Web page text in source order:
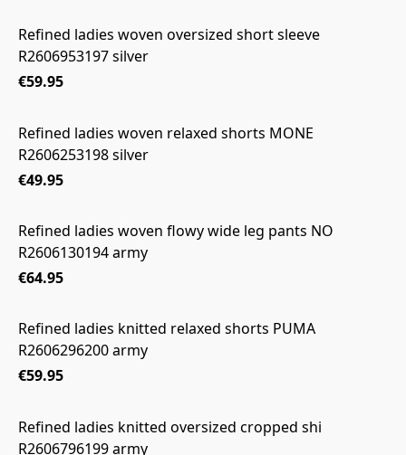
Refined ladies woven oversized short sleeve
R2606953197 silver
€59.95
Refined ladies woven relaxed shorts MONE
R2606253198 silver
€49.95
Refined ladies woven flowy wide leg pants NO
R2606130194 army
€64.95
Refined ladies knitted relaxed shorts PUMA
R2606296200 army
€59.95
Refined ladies knitted oversized cropped shi
R2606796199 army